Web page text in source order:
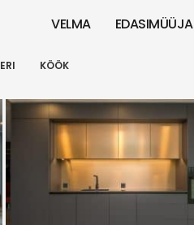
VELMA EDASIMÜÜJA
ERI KÖÖK